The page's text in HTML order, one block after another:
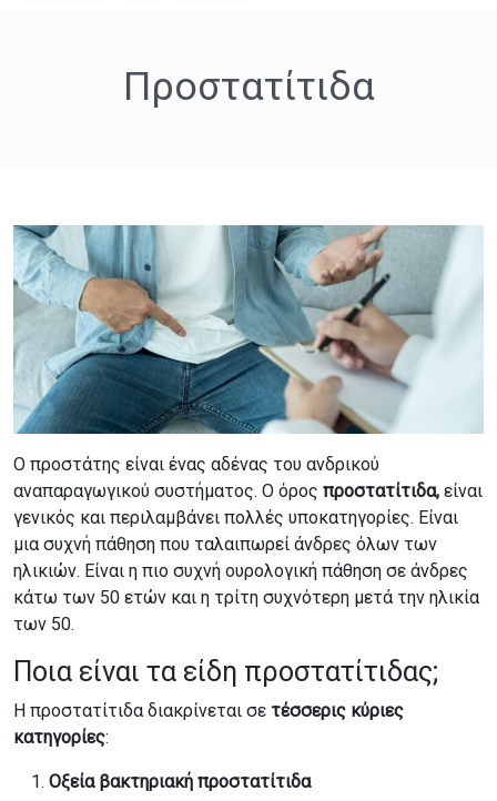
Προστατίτιδα
Ο προστάτης είναι ένας αδένας του ανδρικού
αναπαραγωγικού συστήματος. Ο όρος προστατίτιδα, είναι
γενικός και περιλαμβάνει πολλές υποκατηγορίες. Είναι
μια συχνή πάθηση που ταλαιπωρεί άνδρες όλων των
ηλικιών. Είναι η πιο συχνή ουρολογική πάθηση σε άνδρες
κάτω των 50 ετών και η τρίτη συχνότερη μετά την ηλικία
των 50.
Ποια είναι τα είδη προστατίτιδας;
Η προστατίτιδα διακρίνεται σε τέσσερις κύριες
κατηγορίες:
Οξεία βακτηριακή προστατίτιδα